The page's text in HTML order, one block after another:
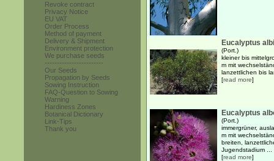
Revoke contract
Privacy Notice
EU VAT
Order Process
Method of payment
Delivery & Shipment
Environment protection
We purchase seeds
------------------------
Our Seeds
Propagation by Seeds
Sowing Instruction
FAQ-Question to Sowing
Warning
Hardiness Zones
Botanical Dictionary
Link-Tips
Thank you
Eucalyptus
(Port.)
kleiner bis
m mit
lanzettlichen bis
[read more]
Eucalyptus
(Port.)
immergrüner,
m mit
breiten,
Jugendstadium ...
[read more]